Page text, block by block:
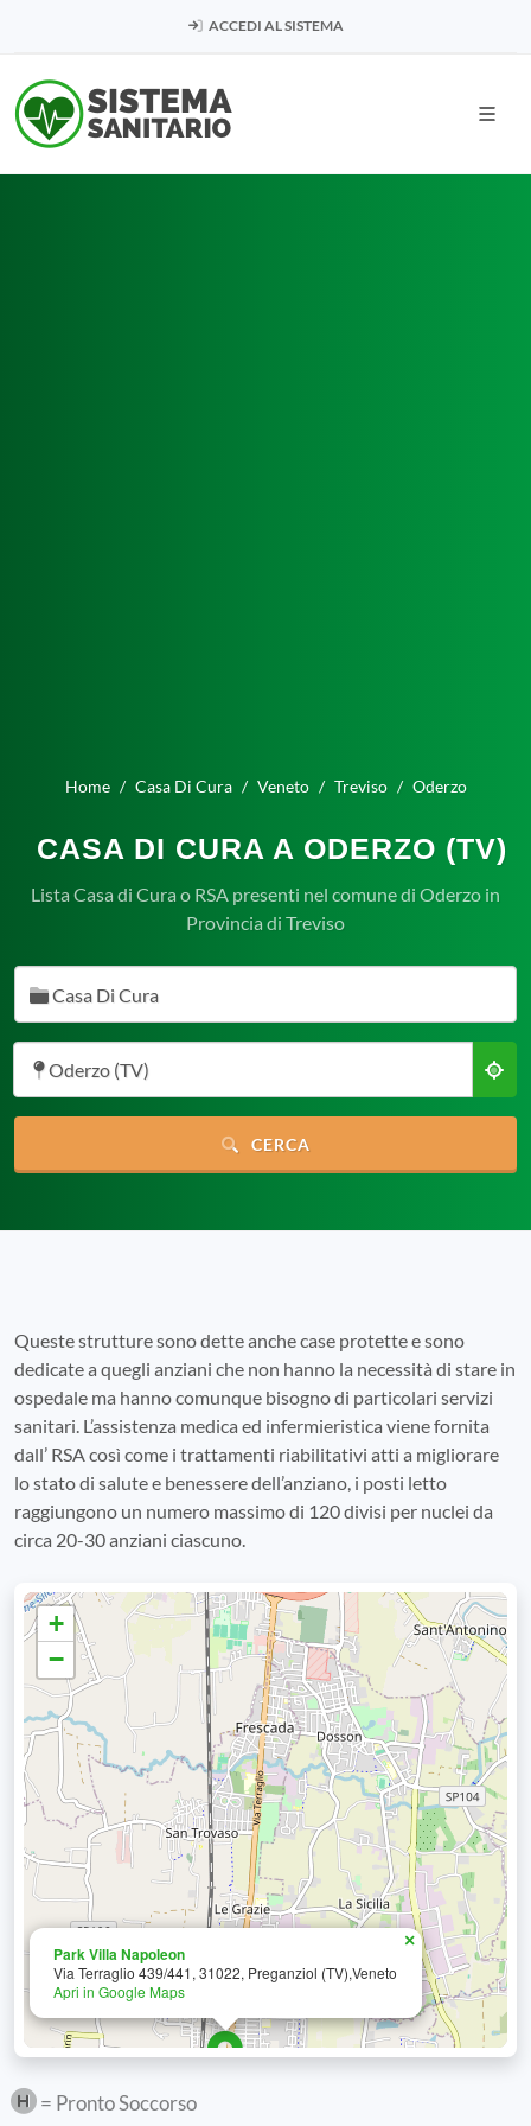
ACCEDI AL SISTEMA
Home Casa Di Cura Veneto Treviso Oderzo
CASA DI CURA A ODERZO (TV)
Lista Casa di Cura o RSA presenti nel comune di Oderzo in
Provincia di Treviso
Casa Di Cura
Oderzo (TV)
CERCA
Queste strutture sono dette anche case protette e sono
dedicate a quegli anziani che non hanno la necessità di stare in
ospedale ma hanno comunque bisogno di particolari servizi
sanitari. L’assistenza medica ed infermieristica viene fornita
dall’ RSA così come i trattamenti riabilitativi atti a migliorare
lo stato di salute e benessere dell’anziano, i posti letto
raggiungono un numero massimo di 120 divisi per nuclei da
circa 20-30 anziani ciascuno.
Park Villa Napoleon
Via Terraglio 439/441, 31022, Preganziol (TV),Veneto
Apri in Google Maps
×
+
−
= Pronto Soccorso